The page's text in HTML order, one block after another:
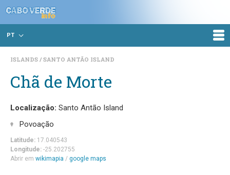
PT
ISLANDS SANTO ANTÃO ISLAND
Chã de Morte
Localização: Santo Antão Island
Povoação
Latitude: 17.040543
Longitude: -25.202755
Abrir em wikimapia / google maps